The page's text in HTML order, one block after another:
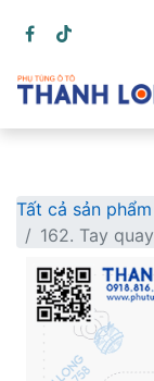
Tất cả sản phẩm
162. Tay